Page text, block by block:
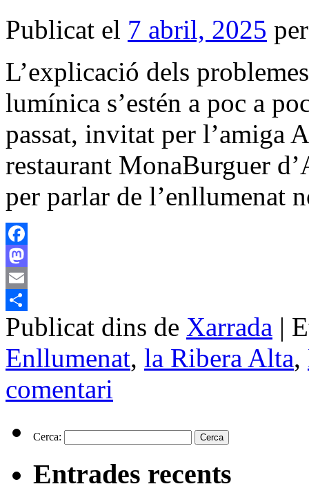
Publicat el 7 abril, 2025 per
L’explicació dels
lumínica s’estén a poc a
passat, invitat per l’amiga
restaurant MonaBurguer
per parlar de
Facebook
Mastodon
Email
Comparteix
Publicat dins de Xarrada |
Enllumenat, la Ribera Alta,
comentari
Cerca:
Entrades recents